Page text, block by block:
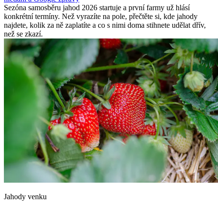
Sezóna samosběru jahod 2026 startuje a první farmy už hlásí
konkrétní termíny. Než vyrazíte na pole, přečtěte si, kde jahody
najdete, kolik za ně zaplatíte a co s nimi doma stihnete udělat dřív,
než se zkazí.
Jahody venku